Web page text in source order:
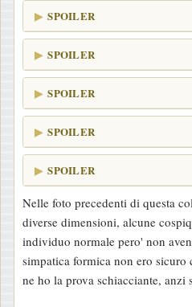
SPOILER
SPOILER
SPOILER
SPOILER
SPOILER
Nelle foto precedenti di questa
diverse dimensioni, alcune
individuo normale pero' non
simpatica formica non ero sicuro
ne ho la prova schiacciante, anzi